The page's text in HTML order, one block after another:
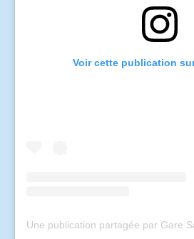
Voir cette publication